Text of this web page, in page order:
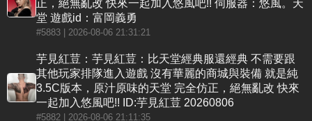
正，絕無亂改 快來一起加入悠風吧!! 伺服器：悠風。天
堂 遊戲id：富岡義勇
#5883 | 2026-08-06 21:31:21
芋見紅荳：芋見紅荳：比天堂經典服還經典 不需要跟
其他玩家排隊進入遊戲 沒有華麗的商城與裝備 就是純
3.5C版本，原汁原味的天堂 完全仿正，絕無亂改 快來
一起加入悠風吧!! ID:芋見紅荳 20260806
#5882 | 2026-08-06 21:11:35